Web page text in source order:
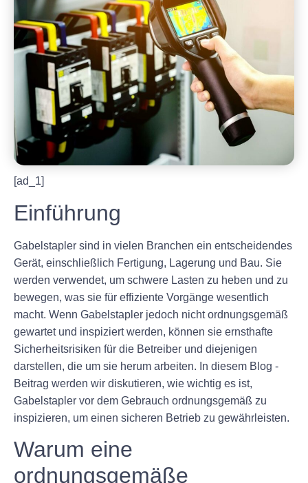
[ad_1]
Einführung
Gabelstapler sind in vielen Branchen ein entscheidendes
Gerät, einschließlich Fertigung, Lagerung und Bau. Sie
werden verwendet, um schwere Lasten zu heben und zu
bewegen, was sie für effiziente Vorgänge wesentlich
macht. Wenn Gabelstapler jedoch nicht ordnungsgemäß
gewartet und inspiziert werden, können sie ernsthafte
Sicherheitsrisiken für die Betreiber und diejenigen
darstellen, die um sie herum arbeiten. In diesem Blog -
Beitrag werden wir diskutieren, wie wichtig es ist,
Gabelstapler vor dem Gebrauch ordnungsgemäß zu
inspizieren, um einen sicheren Betrieb zu gewährleisten.
Warum eine
ordnungsgemäße